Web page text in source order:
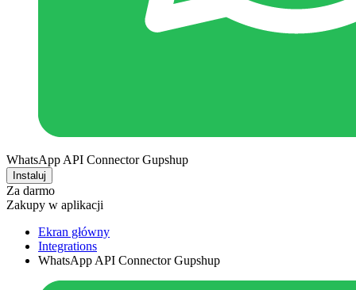
WhatsApp API Connector Gupshup
Instaluj
Za darmo
Zakupy w aplikacji
Ekran główny
Integrations
WhatsApp API Connector Gupshup